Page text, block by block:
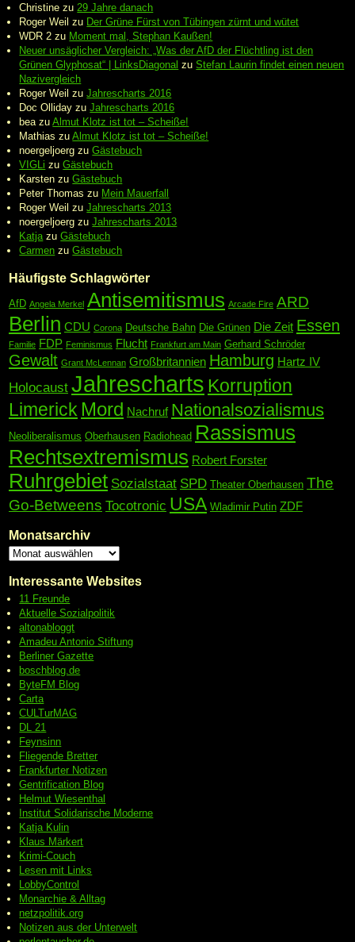
Christine zu 29 Jahre danach
Roger Weil zu Der Grüne Fürst von Tübingen zürnt und wütet
WDR 2 zu Moment mal, Stephan Kaußen!
Neuer unsäglicher Vergleich: „Was der AfD der Flüchtling ist den
Grünen Glyphosat“ | LinksDiagonal zuStefan Laurin findet einen neuen
Nazivergleich
Roger Weil zuJahrescharts 2016
Doc Olliday zuJahrescharts 2016
bea zuAlmut Klotz ist tot – Scheiße!
Mathias zuAlmut Klotz ist tot – Scheiße!
noergeljoerg zuGästebuch
VIGLi zuGästebuch
Karsten zuGästebuch
Peter Thomas zu Mein Mauerfall
Roger Weil zuJahrescharts 2013
noergeljoerg zuJahrescharts 2013
Katja zuGästebuch
Carmen zuGästebuch
Häufigste Schlagwörter
AfD Angela Merkel Antisemitismus Arcade Fire ARD
Berlin CDU Corona Deutsche Bahn Die Grünen Die Zeit Essen
Familie FDP Feminismus Flucht Frankfurt am Main Gerhard Schröder
Gewalt Grant McLennan Großbritannien Hamburg Hartz IV
Holocaust Jahrescharts Korruption
Limerick Mord Nachruf Nationalsozialismus
Neoliberalismus Oberhausen Radiohead Rassismus
Rechtsextremismus Robert Forster
Ruhrgebiet Sozialstaat SPD Theater Oberhausen The
Go-Betweens Tocotronic USA Wladimir Putin ZDF
Monatsarchiv
Interessante Websites
11 Freunde
Aktuelle Sozialpolitik
altonabloggt
Amadeu Antonio Stiftung
Berliner Gazette
boschblog.de
ByteFM Blog
Carta
CULTurMAG
DL 21
Feynsinn
Fliegende Bretter
Frankfurter Notizen
Gentrification Blog
Helmut Wiesenthal
Institut Solidarische Moderne
Katja Kulin
Klaus Märkert
Krimi-Couch
Lesen mit Links
LobbyControl
Monarchie & Alltag
netzpolitik.org
Notizen aus der Unterwelt